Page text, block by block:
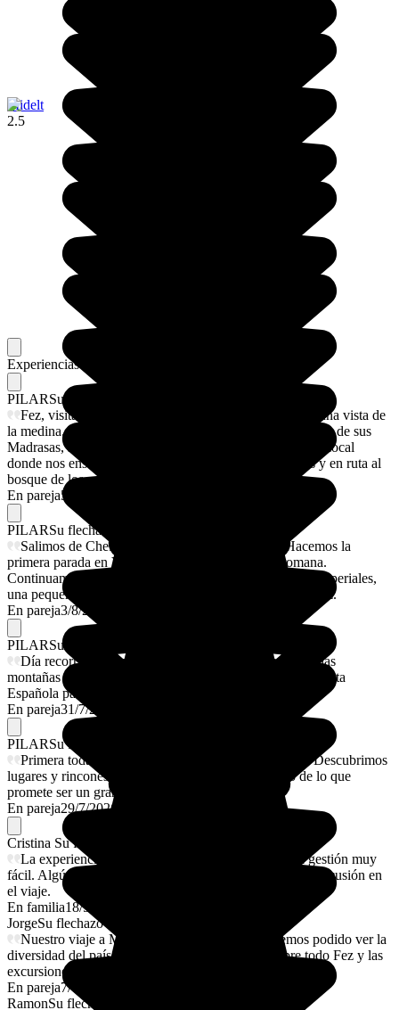
Midelt
2.5
Experiencias memorables
PILARSu flechazo
Fez, visitamos la fábrica de la ceramica y admiramos una vista de
la medina. Nos adentramos en sus calles hasta llegar a una de sus
Madrasas, la más antigua. Continuamos hasta llegar a un local
donde nos enseñaron como se trataba la piel. Comimos y en ruta al
bosque de los cedros y sus monos
En pareja5/8/2026
PILARSu flechazo
Salimos de Chefchouen y nos dirigimos a Fez, Hacemos la
primera parada en Volubilis. Una antigua ciudad romana.
Continuamos hasta Meknes una de las cuatro ciudades imperiales,
una pequeña pero agradable visita y rumbo al destino, Fez.
En pareja3/8/2026
PILARSu flechazo
Día recorriendo las calles de un pintoresco pueblo en las
montañas del Rif. Ya por la tarde, subimos hasta la Mezquita
Española para ver un inolvidable atardecer.
En pareja31/7/2026
PILARSu flechazo
Primera toda de contacto con Marruecos en Tánger. Descubrimos
lugares y rincones fascinantes. Esto solo es el inicio de lo que
promete ser un gran viaje.
En pareja29/7/2026
Cristina Su flechazo
La experiencia con Hamid ha sido maravillosa y la gestión muy
fácil. Algún contratiempo con guías locales pero sin repercusión en
el viaje.
En familia18/5/2026
JorgeSu flechazo
Nuestro viaje a Marruecos ha estado genial. Hemos podido ver la
diversidad del país de norte a sur. Nos encantó sobre todo Fez y las
excursiones por el desierto.
En pareja7/4/2026
RamonSu flechazo